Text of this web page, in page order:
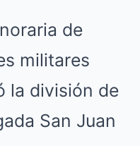
de
militares
la división de
San Juan